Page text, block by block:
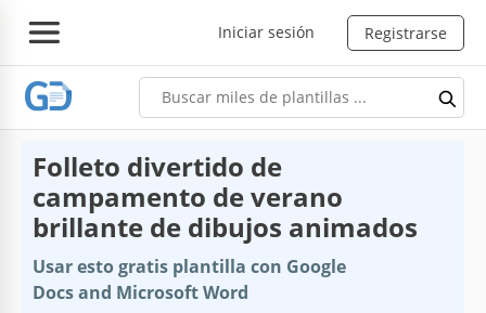
Iniciar sesión Registrarse
Folleto divertido de
campamento de verano
brillante de dibujos animados
Usar esto gratis plantilla con Google
Docs and Microsoft Word